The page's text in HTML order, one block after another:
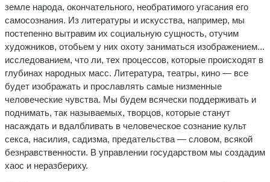
земле народа, окончательного, необратимого угасания его
самосознания. Из ли­тературы и искусства, например, мы
постепенно вытравим их со­циальную сущность, отучим
художников, отобьем у них охоту за­ниматься изображением...
исследованием, что ли, тех процессов, которые происходят в
глубинах народных масс. Литература, теат­ры, кино — все
будет изображать и прославлять самые низменные
человеческие чувства. Мы будем всячески поддерживать и
подни­мать, так называемых, творцов, которые станут
насаждать и вдалб­ливать в человеческое сознание культ
секса, насилия, садизма, пре­дательства — словом, всякой
безнравственности. В управлении го­сударством мы создадим
хаос и неразбериху.